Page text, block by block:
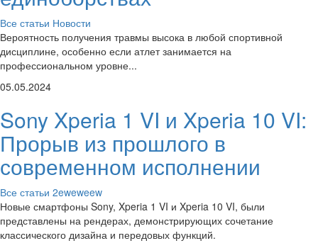
Все статьи Новости
Вероятность получения травмы высока в любой спортивной
дисциплине, особенно если атлет занимается на
профессиональном уровне...
05.05.2024
Sony Xperia 1 VI и Xperia 10 VI:
Прорыв из прошлого в
современном исполнении
Все статьи 2eweweew
Новые смартфоны Sony, Xperia 1 VI и Xperia 10 VI, были
представлены на рендерах, демонстрирующих сочетание
классического дизайна и передовых функций.